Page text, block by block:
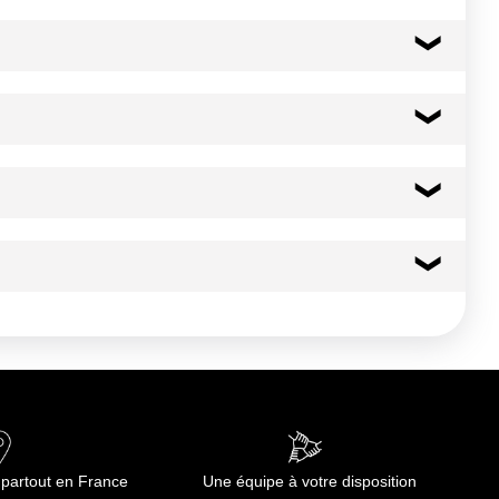
aromatiques, arôme (e.a. LAIT), oignons.] ; eau ; sel;
en France Une équipe à votre disposition